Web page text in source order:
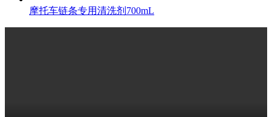
摩托车链条专用清洗剂700mL